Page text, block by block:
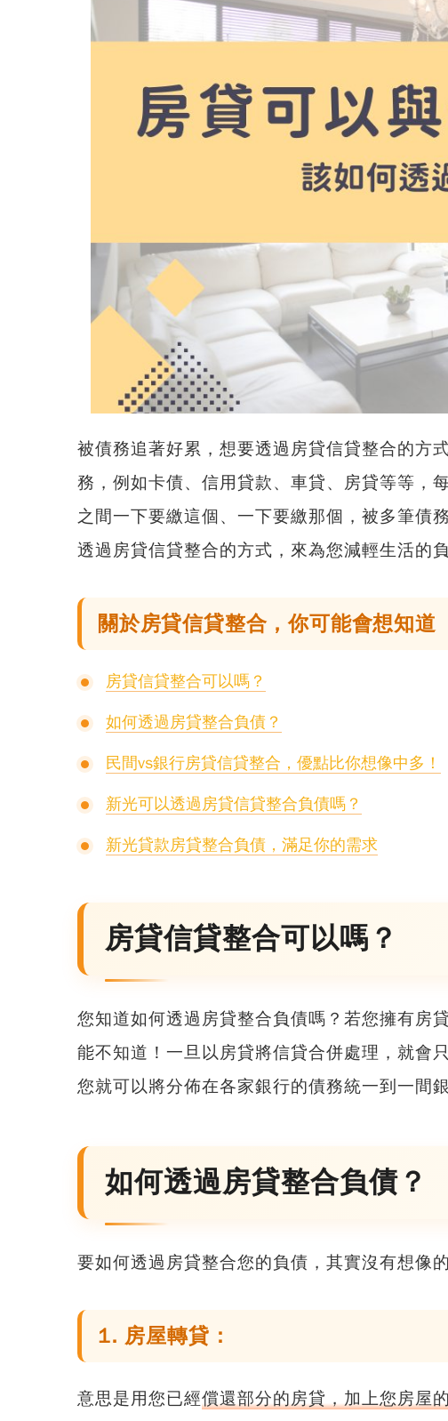
被債務追著好累，想要透過房貸信貸整合的方
務，例如卡債、信用貸款、車貸、房貸等等，
之間一下要繳這個、一下要繳那個，被多筆債
透過房貸信貸整合的方式，來為您減輕生活的負
關於房貸信貸整合，你可能會想知道
房貸信貸整合可以嗎？
如何透過房貸整合負債？
民間vs銀行房貸信貸整合，優點比你想像中多！
新光可以透過房貸信貸整合負債嗎？
新光貸款房貸整合負債，滿足你的需求
房貸信貸整合可以嗎？
您知道如何透過房貸整合負債嗎？若您擁有房
能不知道！一旦以房貸將信貸合併處理，就會
您就可以將分佈在各家銀行的債務統一到一間
如何透過房貸整合負債？
要如何透過房貸整合您的負債，其實沒有想像
1. 房屋轉貸：
意思是用您已經償還部分的房貸，加上您房屋